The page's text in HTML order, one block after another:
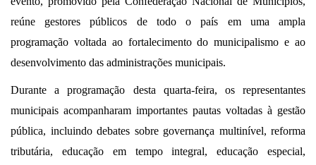
reúne gestores públicos de todo o país em uma ampla
programação voltada ao fortalecimento do municipalismo e ao
desenvolvimento das administrações municipais.
Durante a programação desta quarta-feira, os representantes
municipais acompanharam importantes pautas voltadas à gestão
pública, incluindo debates sobre governança multinível, reforma
tributária, educação em tempo integral, educação especial,